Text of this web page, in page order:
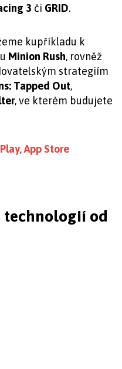
3 či GRID.
kupříkladu k
Minion Rush, rovněž
strategiím
Tapped Out,
, ve kterém budujete
,App Store
technologií od